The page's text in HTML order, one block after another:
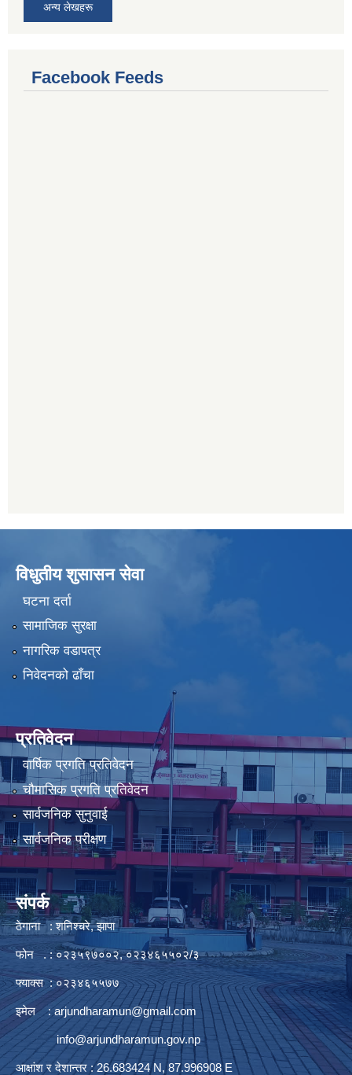
अन्य लेखहरू
Facebook Feeds
विधुतीय शुसासन सेवा
घटना दर्ता
सामाजिक सुरक्षा
नागरिक वडापत्र
निवेदनको ढाँचा
प्रतिवेदन
वार्षिक प्रगति प्रतिवेदन
चौमासिक प्रगति प्रतिवेदन
सार्वजनिक सुनुवाई
सार्वजनिक परीक्षण
संपर्क
ठेगाना : शनिश्चरे, झापा
फोन . : ०२३५९७००२, ०२३४६५५०२/३
फ्याक्स : ०२३४६५५७७
इमेल :arjundharamun@gmail.com
info@arjundharamun.gov.np
आक्षांश र देशान्तर : 26.683424 N, 87.996908 E